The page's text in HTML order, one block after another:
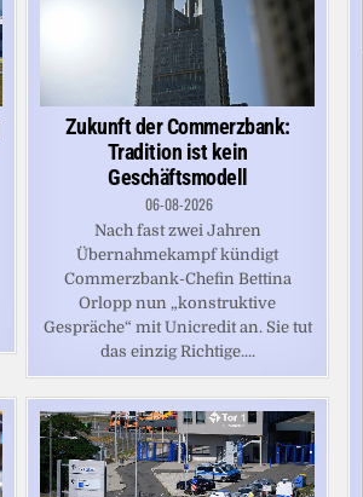
Zukunft der Commerzbank:
Tradition ist kein
Geschäftsmodell
06-08-2026
Nach fast zwei Jahren
Übernahmekampf kündigt
Commerzbank-Chefin Bettina
Orlopp nun „konstruktive
Gespräche“ mit Unicredit an. Sie tut
das einzig Richtige....